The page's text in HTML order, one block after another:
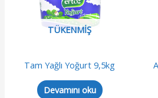
TÜKENMIŞ
Tam Yağlı Yoğurt 9,5kg
Devamını oku